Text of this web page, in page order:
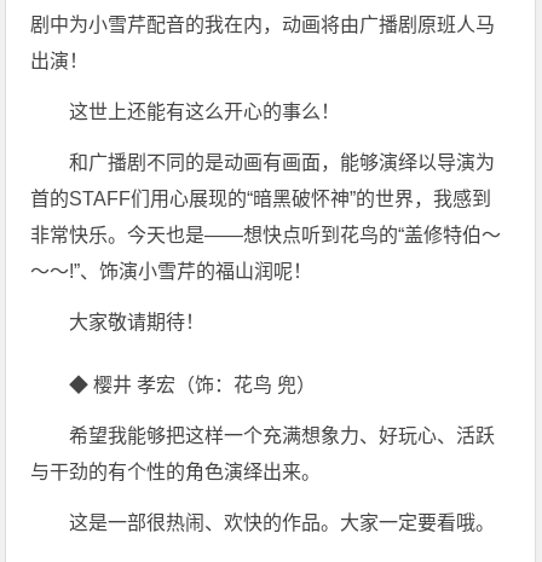
剧中为小雪芹配音的我在内，动画将由广播剧原班人马
出演！
这世上还能有这么开心的事么！
和广播剧不同的是动画有画面，能够演绎以导演为
首的STAFF们用心展现的“暗黑破怀神”的世界，我感到
非常快乐。今天也是——想快点听到花鸟的“盖修特伯～
～～!”、饰演小雪芹的福山润呢！
大家敬请期待！
◆ 樱井 孝宏（饰：花鸟 兜）
希望我能够把这样一个充满想象力、好玩心、活跃
与干劲的有个性的角色演绎出来。
这是一部很热闹、欢快的作品。大家一定要看哦。